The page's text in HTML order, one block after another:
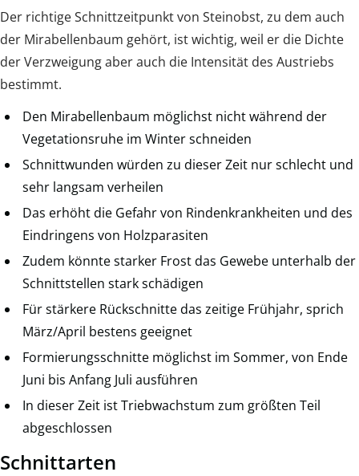
Der richtige Schnittzeitpunkt von Steinobst, zu dem auch
der Mirabellenbaum gehört, ist wichtig, weil er die Dichte
der Verzweigung aber auch die Intensität des Austriebs
bestimmt.
Den Mirabellenbaum möglichst nicht während der
Vegetationsruhe im Winter schneiden
Schnittwunden würden zu dieser Zeit nur schlecht und
sehr langsam verheilen
Das erhöht die Gefahr von Rindenkrankheiten und des
Eindringens von Holzparasiten
Zudem könnte starker Frost das Gewebe unterhalb der
Schnittstellen stark schädigen
Für stärkere Rückschnitte das zeitige Frühjahr, sprich
März/April bestens geeignet
Formierungsschnitte möglichst im Sommer, von Ende
Juni bis Anfang Juli ausführen
In dieser Zeit ist Triebwachstum zum größten Teil
abgeschlossen
Schnittarten